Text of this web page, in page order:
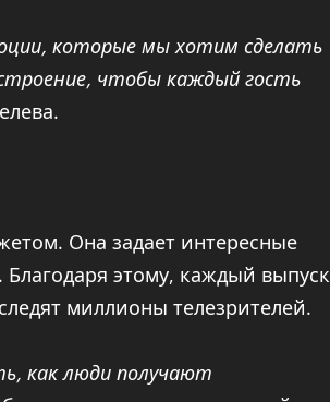
которые мы хотим сделать
чтобы каждый гость
Она задает интересные
этому, каждый выпуск
миллионы телезрителей.
как люди получают